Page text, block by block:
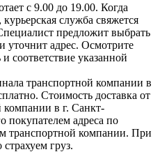
с 9.00 до 19.00. Когда
служба свяжется
предложит выбрать
уточнит адрес. Осмотрите
соответствие указанной
транспортной компании в
Стоимость доставка от
компании в г. Санкт-
покупателем адреса по
транспортной компании. При
груз.